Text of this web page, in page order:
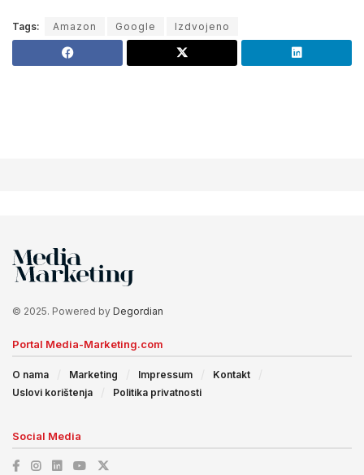
Tags: Amazon Google Izdvojeno
© 2025. Powered by Degordian
Portal Media-Marketing.com
O nama Marketing Impressum
Kontakt
Uslovi korištenja
Politika privatnosti
Social Media